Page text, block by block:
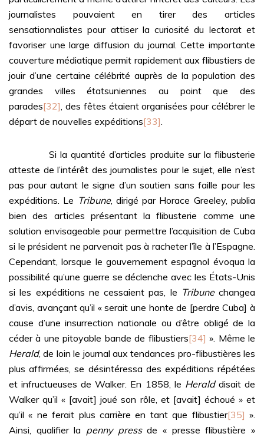
journalistes pouvaient en tirer des articles
sensationnalistes pour attiser la curiosité du lectorat et
favoriser une large diffusion du journal. Cette importante
couverture médiatique permit rapidement aux flibustiers de
jouir d’une certaine célébrité auprès de la population des
grandes villes étatsuniennes au point que des
parades[32], des fêtes étaient organisées pour célébrer le
départ de nouvelles expéditions[33].
Si la quantité d’articles produite sur la flibusterie
atteste de l’intérêt des journalistes pour le sujet, elle n’est
pas pour autant le signe d’un soutien sans faille pour les
expéditions. Le Tribune, dirigé par Horace Greeley, publia
bien des articles présentant la flibusterie comme une
solution envisageable pour permettre l’acquisition de Cuba
si le président ne parvenait pas à racheter l’île à l’Espagne.
Cependant, lorsque le gouvernement espagnol évoqua la
possibilité qu’une guerre se déclenche avec les États-Unis
si les expéditions ne cessaient pas, le Tribunechangea
d’avis, avançant qu’il « serait une honte de [perdre Cuba] à
cause d’une insurrection nationale ou d’être obligé de la
céder à une pitoyable bande de flibustiers[34] ». Même le
Herald, de loin le journal aux tendances pro-flibustières les
plus affirmées, se désintéressa des expéditions répétées
et infructueuses de Walker. En 1858, le Heralddisait de
Walker qu’il « [avait] joué son rôle, et [avait] échoué » et
qu’il « ne ferait plus carrière en tant que flibustier[35] ».
Ainsi, qualifier la penny pressde « presse flibustière »